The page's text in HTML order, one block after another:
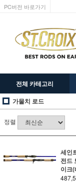
PC버전 바로가기
전체 카테고리
가물치 로드
정렬
세인
전드
이크